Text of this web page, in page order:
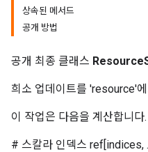
상속된 메서드
공개 방법
공개 최종 클래스
희소 업데이트를 'resource'
이 작업은 다음을 계산합니다.
# 스칼라 인덱스 ref[indices,